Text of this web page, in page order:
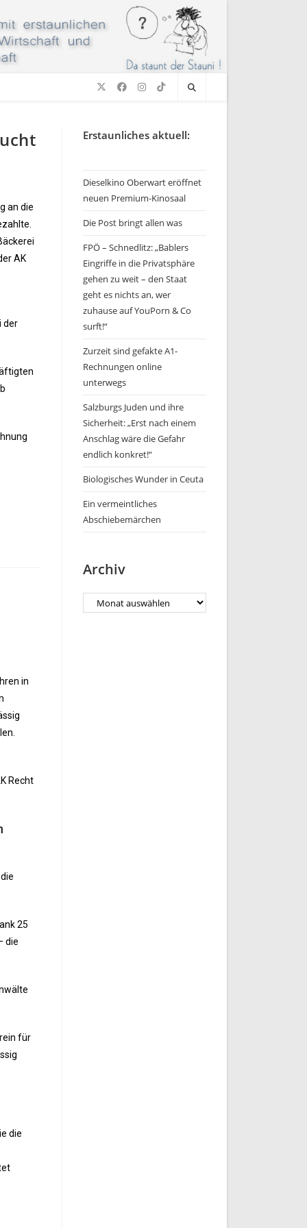
an die
AK
der
in
Recht
25
die
für
die
Erstaunliches aktuell:
Dieselkino Oberwart eröffnet
neuen Premium-Kinosaal
Die Post bringt allen was
FPÖ – Schnedlitz: „Bablers
Eingriffe in die Privatsphäre
gehen zu weit – den Staat
geht es nichts an, wer
zuhause auf YouPorn & Co
surft!“
Zurzeit sind gefakte A1-
Rechnungen online
unterwegs
Salzburgs Juden und ihre
Sicherheit: „Erst nach einem
Anschlag wäre die Gefahr
endlich konkret!“
Biologisches Wunder in Ceuta
Ein vermeintliches
Abschiebemärchen
Archiv